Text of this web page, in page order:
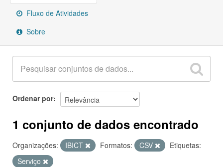
SobreFluxo de Atividades
Sobre
Ordenar por
1 conjunto de dados encontrado
Organizações: IBICT Formatos: CSV
Etiquetas:
Serviço